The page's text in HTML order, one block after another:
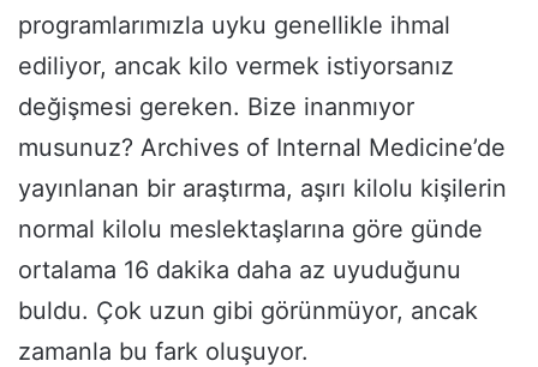
programlarımızla uyku genellikle ihmal
ediliyor, ancak kilo vermek istiyorsanız
değişmesi gereken. Bize inanmıyor
musunuz? Archives of Internal Medicine’de
yayınlanan bir araştırma, aşırı kilolu kişilerin
normal kilolu meslektaşlarına göre günde
ortalama 16 dakika daha az uyuduğunu
buldu. Çok uzun gibi görünmüyor, ancak
zamanla bu fark oluşuyor.